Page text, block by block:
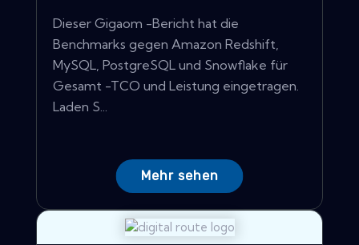
Dieser Gigaom -Bericht hat die
Benchmarks gegen Amazon Redshift,
MySQL, PostgreSQL und Snowflake für
Gesamt -TCO und Leistung eingetragen.
Laden S...
Mehr sehen